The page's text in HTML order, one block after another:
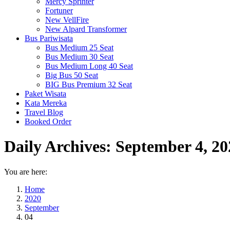
Fortuner
New VellFire
New Alpard Transformer
Bus Pariwisata
Bus Medium 25 Seat
Bus Medium 30 Seat
Bus Medium Long 40 Seat
Big Bus 50 Seat
BIG Bus Premium 32 Seat
Paket Wisata
Kata Mereka
Travel Blog
Booked Order
Daily Archives: September 4,
You are here:
Home
2020
September
04